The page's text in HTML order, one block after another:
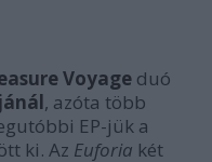
Voyage duó
, azóta több
EP-jük a
ki. Az Euforia két